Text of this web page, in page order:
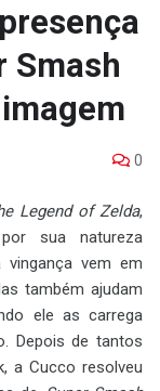
Smash
0
Legend of Zelda,
sua natureza
vingança vem em
também ajudam
ele as carrega
Depois de tantos
a Cucco resolveu